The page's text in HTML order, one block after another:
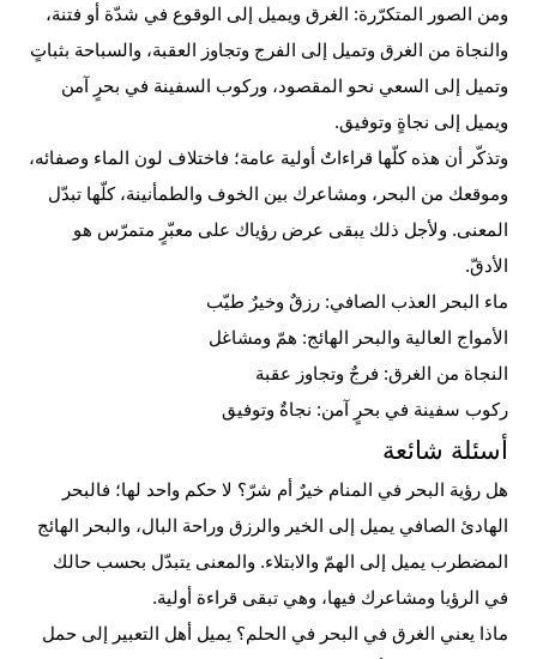
ومن الصور المتكرّرة: الغرق ويميل إلى الوقوع في شدّة أو فتنة،
والنجاة من الغرق وتميل إلى الفرج وتجاوز العقبة، والسباحة بثباتٍ
وتميل إلى السعي نحو المقصود، وركوب السفينة في بحرٍ آمن
ويميل إلى نجاةٍ وتوفيق.
وتذكّر أن هذه كلّها قراءاتٌ أولية عامة؛ فاختلاف لون الماء وصفائه،
وموقعك من البحر، ومشاعرك بين الخوف والطمأنينة، كلّها تبدّل
المعنى. ولأجل ذلك يبقى عرض رؤياك على معبّرٍ متمرّس هو
الأدقّ.
ماء البحر العذب الصافي: رزقٌ وخيرٌ طيّب
الأمواج العالية والبحر الهائج: همّ ومشاغل
النجاة من الغرق: فرجٌ وتجاوز عقبة
ركوب سفينة في بحرٍ آمن: نجاةٌ وتوفيق
أسئلة شائعة
هل رؤية البحر في المنام خيرٌ أم شرّ؟ لا حكم واحد لها؛ فالبحر
الهادئ الصافي يميل إلى الخير والرزق وراحة البال، والبحر الهائج
المضطرب يميل إلى الهمّ والابتلاء. والمعنى يتبدّل بحسب حالك
في الرؤيا ومشاعرك فيها، وهي تبقى قراءة أولية.
ماذا يعني الغرق في البحر في الحلم؟ يميل أهل التعبير إلى حمل